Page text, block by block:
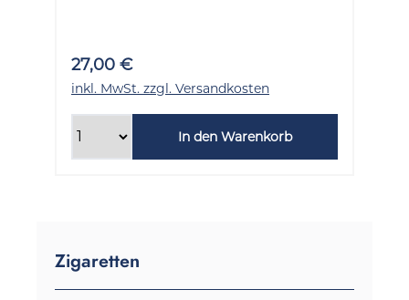
Zigaretten
27,00 €
inkl. MwSt. zzgl. Versandkosten
In den Warenkorb